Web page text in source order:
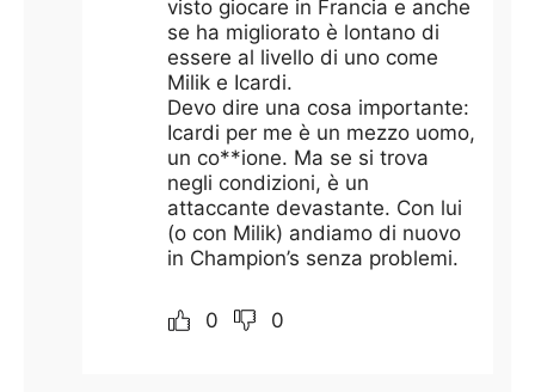
visto giocare in Francia e anche
se ha migliorato è lontano di
essere al livello di uno come
Milik e Icardi.
Devo dire una cosa importante:
Icardi per me è un mezzo uomo,
un co**ione. Ma se si trova
negli condizioni, è un
attaccante devastante. Con lui
(o con Milik) andiamo di nuovo
in Champion’s senza problemi.
0 0